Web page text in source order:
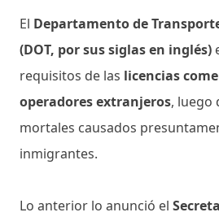
El Departamento de
(DOT, por sus siglas en inglés)
requisitos de las licencias
operadores extranjeros, luego
mortales causados
inmigrantes.
Lo anterior lo anunció el